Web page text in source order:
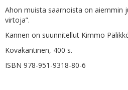
Ahon muista saarnoista on aiemmin
virtoja”.
Kannen on suunnitellut Kimmo
Kovakantinen, 400 s.
ISBN 978-951-9318-80-6